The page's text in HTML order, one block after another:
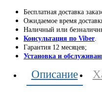
Бесплатная доставка
Ожидаемое время
Наличный или
Консультация по Viber
Гарантия 12 месяцев;
Установка и
Описание